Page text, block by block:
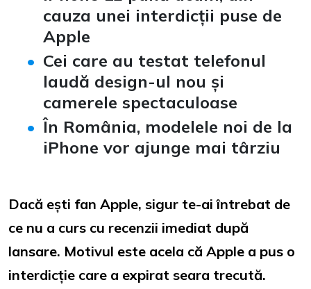
cauza unei interdicții puse de
Apple
Cei care au testat telefonul
laudă design-ul nou și
camerele spectaculoase
În România, modelele noi de la
iPhone vor ajunge mai târziu
Dacă ești fan Apple, sigur te-ai întrebat de
ce nu a curs cu recenzii imediat după
lansare. Motivul este acela că Apple a pus o
interdicție care a expirat seara trecută.